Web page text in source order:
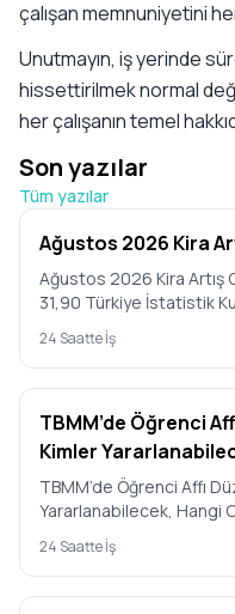
çalışan memnuniyetini
Unutmayın, iş yerinde
hissettirilmek normal
her çalışanın temel
Son yazılar
Tüm yazılar
Ağustos 2026 Kira
Ağustos 2026 Kira Artış
31,90 Türkiye İstatistik
Temmuz 2…
24 Saatte İş
TBMM’de Öğrenci
Kimler
TBMM’de Öğrenci Affı
Yararlanabilecek, Hangi
Millet Mecl…
24 Saatte İş